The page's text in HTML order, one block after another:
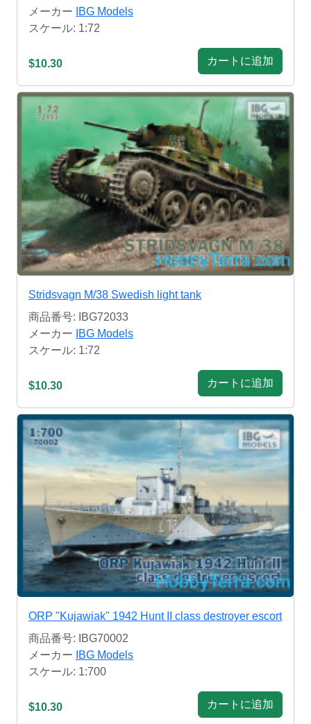
メーカー
IBG Models
スケール: 1:72
$10.30 カートに追加
Stridsvagn M/38 Swedish light tank
商品番号: IBG72033
メーカー
IBG Models
スケール: 1:72
$10.30 カートに追加
ORP "Kujawiak" 1942 Hunt II class destroyer escort
商品番号: IBG70002
メーカー
IBG Models
スケール: 1:700
$10.30 カートに追加